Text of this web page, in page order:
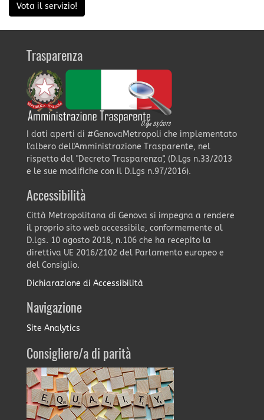
Vota il servizio!
Trasparenza
I dati aperti di #GenovaMetropoli che implementato
l'albero dell'Amministrazione Trasparente, nel
rispetto del "Decreto Trasparenza", (D.Lgs n.33/2013
e le sue modifiche con il D.Lgs n.97/2016).
Accessibilità
Città Metropolitana di Genova si impegna a rendere
il proprio sito web accessibile, conformemente al
D.lgs. 10 agosto 2018, n.106 che ha recepito la
direttiva UE 2016/2102 del Parlamento europeo e
del Consiglio.
Dichiarazione di Accessibilità
Navigazione
Site Analytics
Consigliere/a di parità